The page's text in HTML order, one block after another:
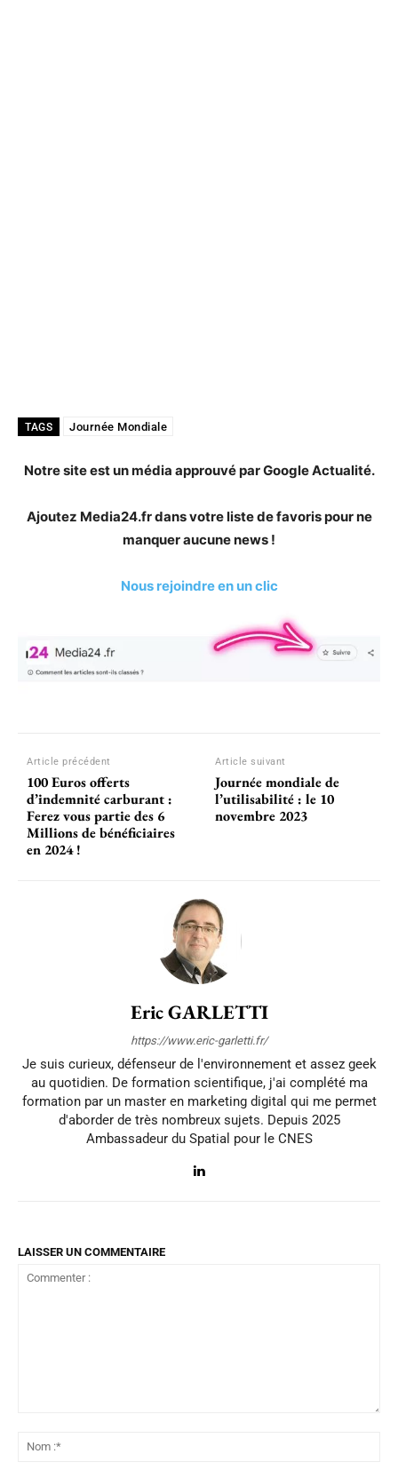
TAGS Journée Mondiale
Notre site est un média approuvé par Google Actualité.
Ajoutez Media24.fr dans votre liste de favoris pour ne
manquer aucune news !
Nous rejoindre en un clic
Article précédent
100 Euros offerts
d’indemnité carburant :
Ferez vous partie des 6
Millions de bénéficiaires
en 2024 !
Article suivant
Journée mondiale de
l’utilisabilité : le 10
novembre 2023
Eric GARLETTI
https://www.eric-garletti.fr/
Je suis curieux, défenseur de l'environnement et assez geek
au quotidien. De formation scientifique, j'ai complété ma
formation par un master en marketing digital qui me permet
d'aborder de très nombreux sujets. Depuis 2025
Ambassadeur du Spatial pour le CNES
LAISSER UN COMMENTAIRE